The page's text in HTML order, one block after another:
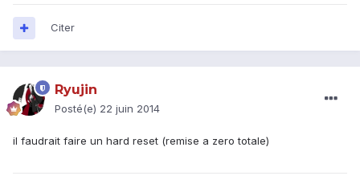
Citer
Ryujin
Posté(e) 22 juin 2014
il faudrait faire un hard reset (remise a zero totale)